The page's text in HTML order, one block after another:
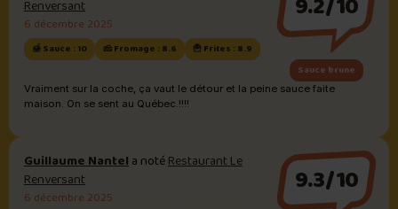
Renversant
6 décembre 2025
🍯 Sauce : 10 🧀 Fromage : 8.6 🍟 Frites : 8.9
Sauce brune
Vraiment sur la coche, ça vaut le détour et la peine sauce faite
maison. On se sent au Québec.!!!!
Guillaume Nantela notéRestaurant Le
Renversant
6 décembre 2025 9.3/10